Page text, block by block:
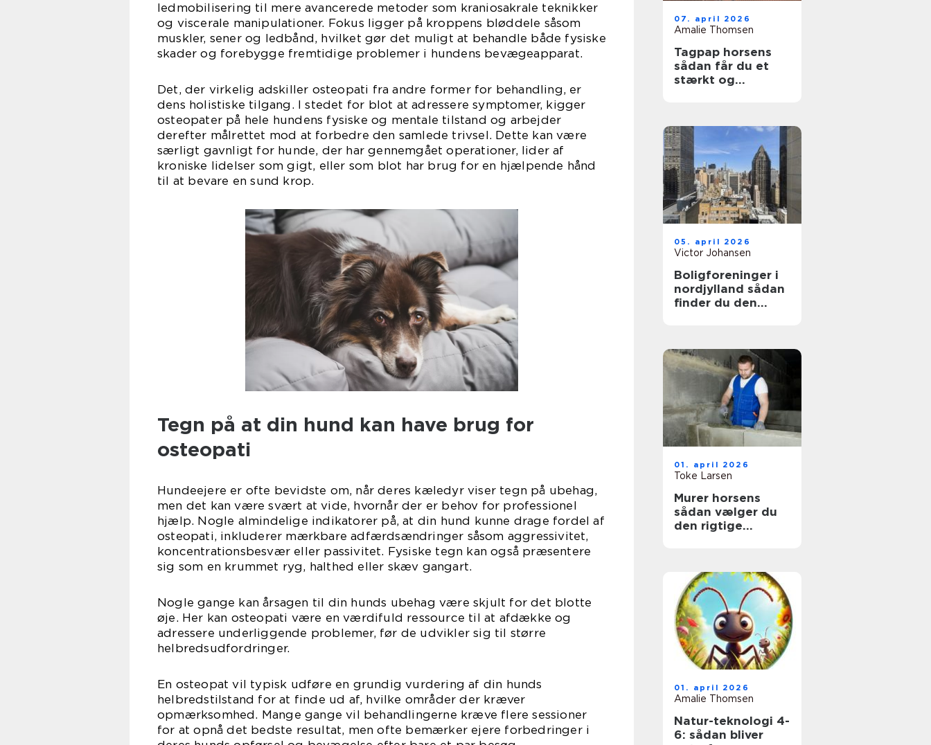
ledmobilisering til mere avancerede metoder som kraniosakrale teknikker
og viscerale manipulationer. Fokus ligger på kroppens bløddele såsom
muskler, sener og ledbånd, hvilket gør det muligt at behandle både fysiske
skader og forebygge fremtidige problemer i hundens bevægeapparat.
Det, der virkelig adskiller osteopati fra andre former for behandling, er
dens holistiske tilgang. I stedet for blot at adressere symptomer, kigger
osteopater på hele hundens fysiske og mentale tilstand og arbejder
derefter målrettet mod at forbedre den samlede trivsel. Dette kan være
særligt gavnligt for hunde, der har gennemgået operationer, lider af
kroniske lidelser som gigt, eller som blot har brug for en hjælpende hånd
til at bevare en sund krop.
Tegn på at din hund kan have brug for
osteopati
Hundeejere er ofte bevidste om, når deres kæledyr viser tegn på ubehag,
men det kan være svært at vide, hvornår der er behov for professionel
hjælp. Nogle almindelige indikatorer på, at din hund kunne drage fordel af
osteopati, inkluderer mærkbare adfærdsændringer såsom aggressivitet,
koncentrationsbesvær eller passivitet. Fysiske tegn kan også præsentere
sig som en krummet ryg, halthed eller skæv gangart.
Nogle gange kan årsagen til din hunds ubehag være skjult for det blotte
øje. Her kan osteopati være en værdifuld ressource til at afdække og
adressere underliggende problemer, før de udvikler sig til større
helbredsudfordringer.
En osteopat vil typisk udføre en grundig vurdering af din hunds
helbredstilstand for at finde ud af, hvilke områder der kræver
opmærksomhed. Mange gange vil behandlingerne kræve flere sessioner
for at opnå det bedste resultat, men ofte bemærker ejere forbedringer i
07. april 2026
Amalie Thomsen
Tagpap horsens
sådan får du et
stærkt og
05. april 2026
Victor Johansen
Boligforeninger i
nordjylland sådan
finder du den
01. april 2026
Toke Larsen
Murer horsens
sådan vælger du
den rigtige
01. april 2026
Amalie Thomsen
Natur-teknologi 4-
6: sådan bliver